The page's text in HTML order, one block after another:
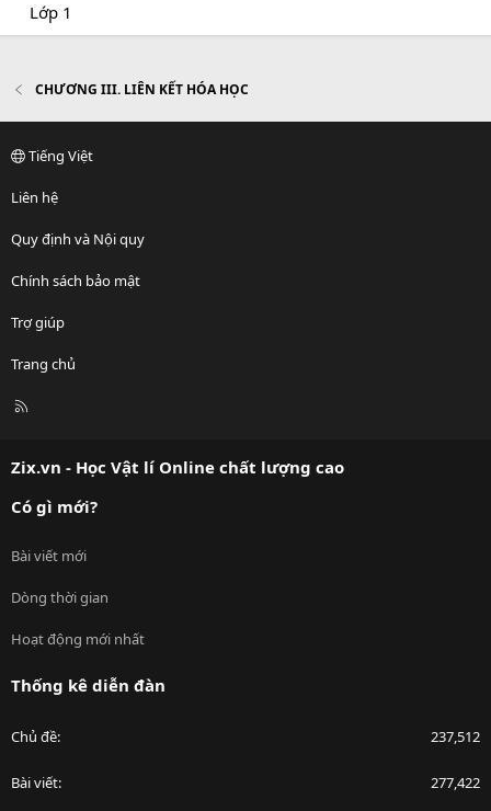
Lớp 1
CHƯƠNG III. LIÊN KẾT HÓA HỌC
Tiếng Việt
Liên hệ
Quy định và Nội quy
Chính sách bảo mật
Trợ giúp
Trang chủ
R
Zix.vn - Học Vật lí Online chất lượng cao
Có gì mới?
Bài viết mới
Dòng thời gian
Hoạt động mới nhất
Thống kê diễn đàn
Chủ đề 237,512
Bài viết 277,422